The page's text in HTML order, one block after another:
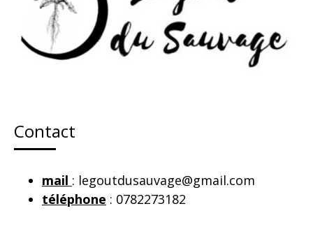
Contact
mail : legoutdusauvage@gmail.com
téléphone : 0782273182